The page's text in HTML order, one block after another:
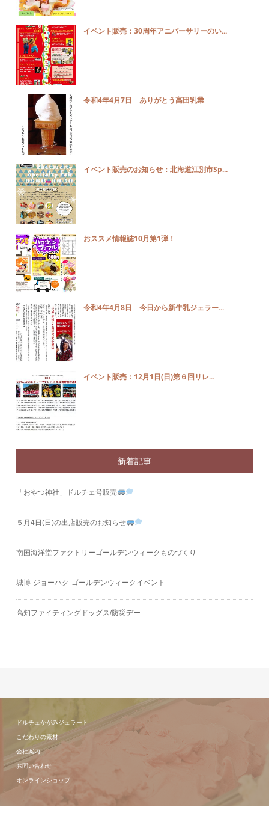
イベント販売：30周年アニバーサリーのい...
令和4年4月7日 ありがとう高田乳業
イベント販売のお知らせ：北海道江別市Sp...
おススメ情報誌10月第1弾！
令和4年4月8日 今日から新牛乳ジェラー...
イベント販売：12月1日(日)第６回リレ...
新着記事
「おやつ神社」ドルチェ号販売
５月4日(日)の出店販売のお知らせ
南国海洋堂ファクトリーゴールデンウィークものづくり
城博‐ジョーハク‐ゴールデンウィークイベント
高知ファイティングドッグス/防災デー
ドルチェかがみジェラート
こだわりの素材
会社案内
お問い合わせ
オンラインショップ